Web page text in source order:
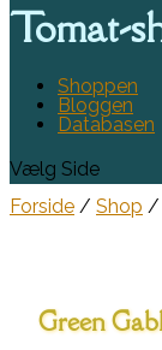
Tomat-
Shoppen
Bloggen
Databasen
Vælg Side
Forside / Shop /
Green